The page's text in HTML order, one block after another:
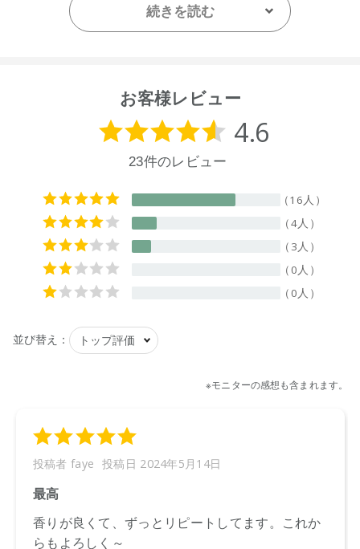
【容器サイズ】
H210×W82×D57mm
界面活性剤（12％、アルキルグリコシド、アルキル硫酸エス
テルナトリウム）、金属封鎖剤、アルカリ剤、水軟化剤、pH
調整剤、泡調整剤、香料
【メーカー品番】
店舗でお問い合わせの際には、下記品番をお伝え下さい。
9420015010275
【店舗発売日】
ecostore 2021/3/10
Biople by CosmeKitchen 2021/3/10
※店舗での取り扱いや詳しい在庫状況につきましては、各店舗
※発売日は予告なく変更する可能性がございます。予めご了承
※通常はご注文より１～３営業日での発送となります。
商品によっては、お届けまで１～２週間かかる場合がござい
ますので予めご了承ください。
●パッケージはリニューアル等の理由により、写真と異なる場
合がございます。
●パッケージのリニューアル等の理由により、成分・処方が記
続きを読む
お客様レビュー